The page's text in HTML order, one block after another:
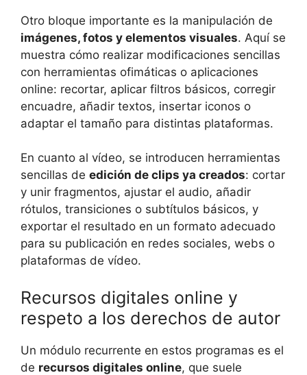
Otro bloque importante es la manipulación de
imágenes, fotos y elementos visuales. Aquí se
muestra cómo realizar modificaciones sencillas
con herramientas ofimáticas o aplicaciones
online: recortar, aplicar filtros básicos, corregir
encuadre, añadir textos, insertar iconos o
adaptar el tamaño para distintas plataformas.
En cuanto al vídeo, se introducen herramientas
sencillas de edición de clips ya creados: cortar
y unir fragmentos, ajustar el audio, añadir
rótulos, transiciones o subtítulos básicos, y
exportar el resultado en un formato adecuado
para su publicación en redes sociales, webs o
plataformas de vídeo.
Recursos digitales online y
respeto a los derechos de autor
Un módulo recurrente en estos programas es el
de recursos digitales online, que suele